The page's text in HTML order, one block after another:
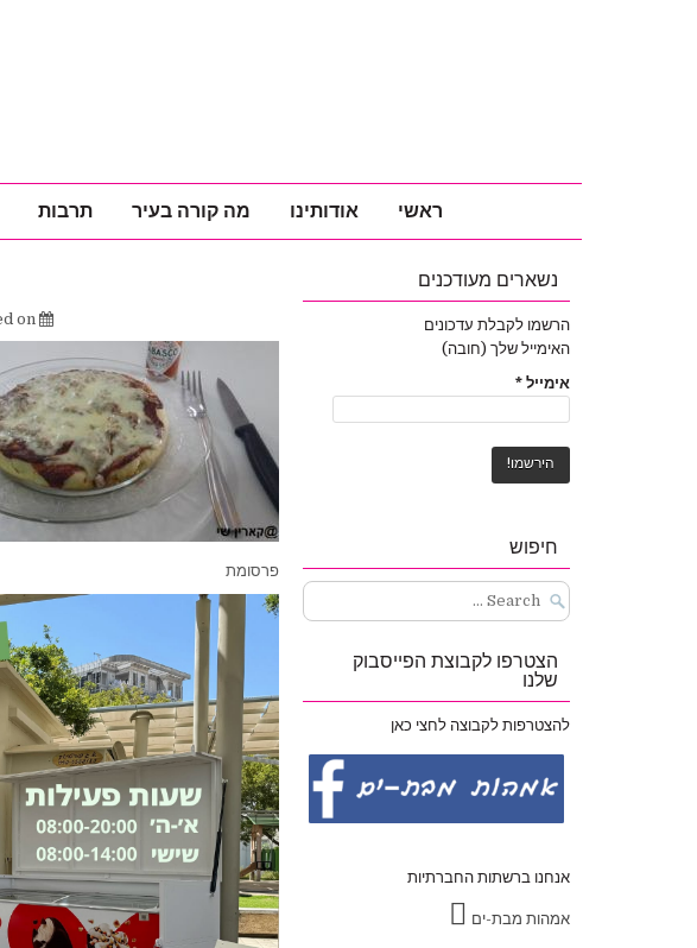
ראשי אודותינו מה קורה בעיר תרבות
פרסומת
נשארים מעודכנים
הרשמו לקבלת עדכונים
האימייל שלך (חובה)
אימייל *
חיפוש
Search
for:
הצטרפו לקבוצת הפייסבוק
שלנו
להצטרפות לקבוצה לחצי כאן
אנחנו ברשתות החברתיות
אמהות מבת-ים